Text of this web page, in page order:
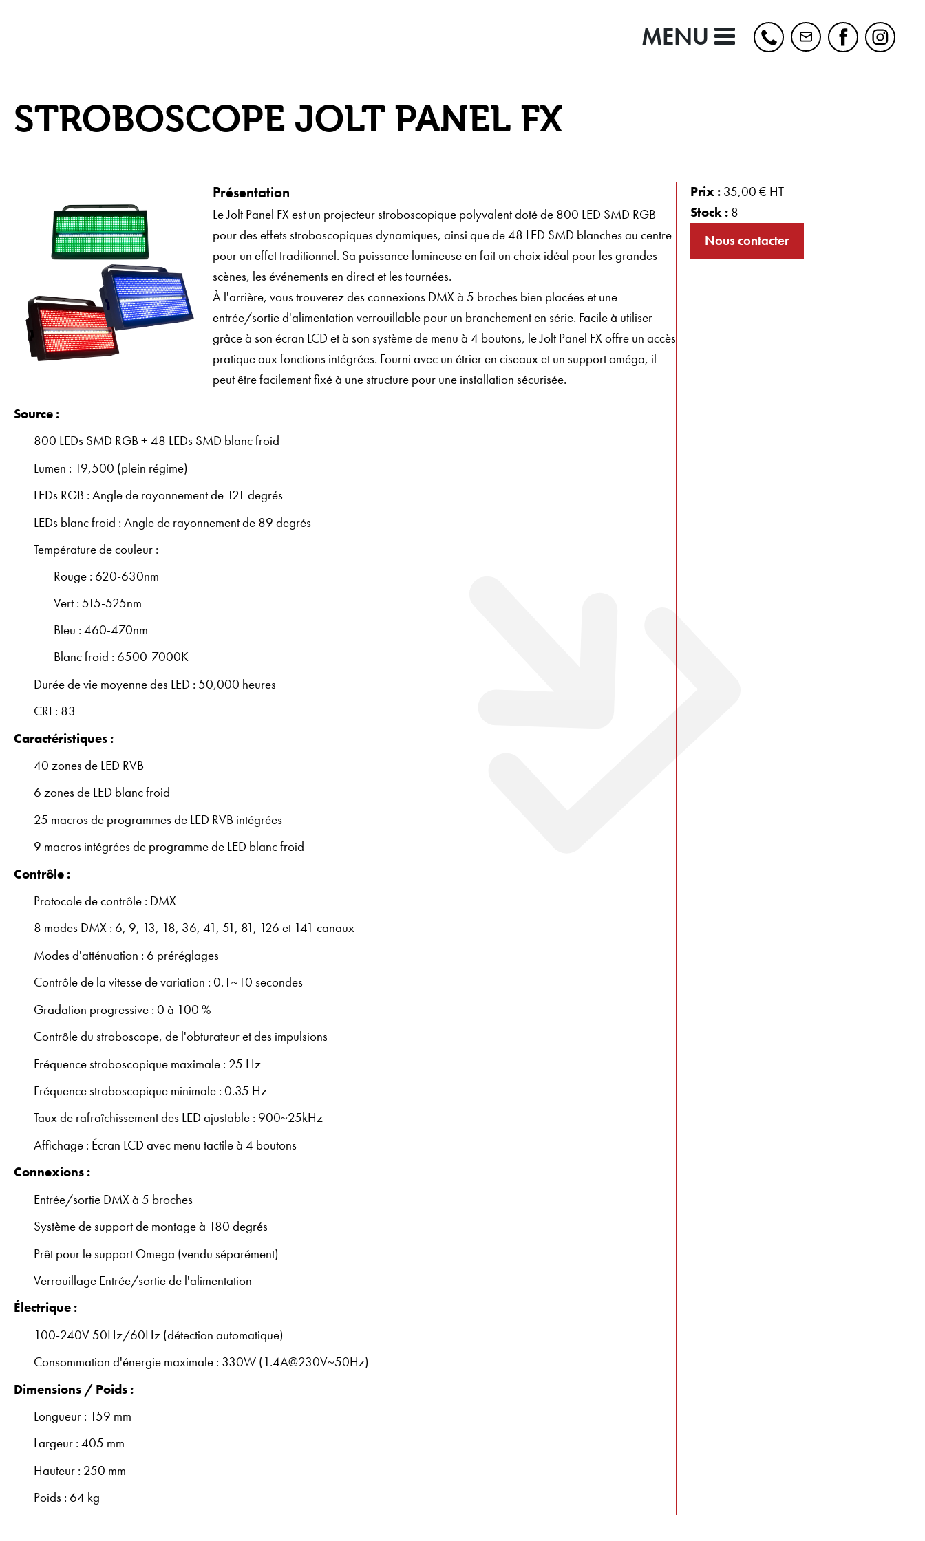
MENU
STROBOSCOPE JOLT PANEL FX
Présentation
Le Jolt Panel FX est un projecteur stroboscopique polyvalent doté de 800 LED SMD RGB
pour des effets stroboscopiques dynamiques, ainsi que de 48 LED SMD blanches au centre
pour un effet traditionnel. Sa puissance lumineuse en fait un choix idéal pour les grandes
scènes, les événements en direct et les tournées.
À l'arrière, vous trouverez des connexions DMX à 5 broches bien placées et une
entrée/sortie d'alimentation verrouillable pour un branchement en série. Facile à utiliser
grâce à son écran LCD et à son système de menu à 4 boutons, le Jolt Panel FX offre un accès
pratique aux fonctions intégrées. Fourni avec un étrier en ciseaux et un support oméga, il
peut être facilement fixé à une structure pour une installation sécurisée.
Source :
800 LEDs SMD RGB + 48 LEDs SMD blanc froid
Lumen : 19,500 (plein régime)
LEDs RGB : Angle de rayonnement de 121 degrés
LEDs blanc froid : Angle de rayonnement de 89 degrés
Température de couleur :
Rouge : 620-630nm
Vert : 515-525nm
Bleu : 460-470nm
Blanc froid : 6500-7000K
Durée de vie moyenne des LED : 50,000 heures
CRI : 83
Caractéristiques :
40 zones de LED RVB
6 zones de LED blanc froid
25 macros de programmes de LED RVB intégrées
9 macros intégrées de programme de LED blanc froid
Contrôle :
Protocole de contrôle : DMX
8 modes DMX : 6, 9, 13, 18, 36, 41, 51, 81, 126 et 141 canaux
Modes d'atténuation : 6 préréglages
Contrôle de la vitesse de variation : 0.1~10 secondes
Gradation progressive : 0 à 100 %
Contrôle du stroboscope, de l'obturateur et des impulsions
Fréquence stroboscopique maximale : 25 Hz
Fréquence stroboscopique minimale : 0.35 Hz
Taux de rafraîchissement des LED ajustable : 900~25kHz
Affichage : Écran LCD avec menu tactile à 4 boutons
Connexions :
Entrée/sortie DMX à 5 broches
Système de support de montage à 180 degrés
Prêt pour le support Omega (vendu séparément)
Verrouillage Entrée/sortie de l'alimentation
Électrique :
100-240V 50Hz/60Hz (détection automatique)
Consommation d'énergie maximale : 330W (1.4A@230V~50Hz)
Dimensions / Poids :
Longueur : 159 mm
Largeur : 405 mm
Hauteur : 250 mm
Poids : 64 kg
Prix : 35,00 € HT
Stock : 8
Nous contacter